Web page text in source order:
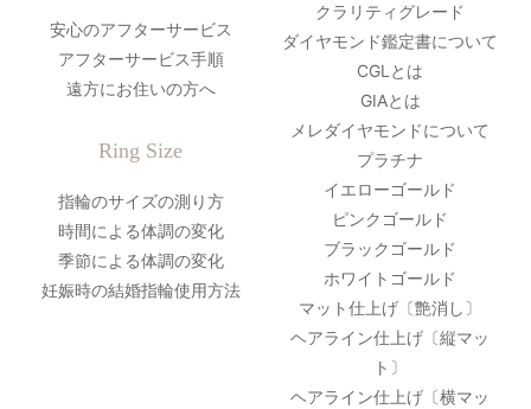
安心のアフターサービス
アフターサービス手順
遠方にお住いの方へ
Ring Size
指輪のサイズの測り方
時間による体調の変化
季節による体調の変化
妊娠時の結婚指輪使用方法
クラリティグレード
ダイヤモンド鑑定書について
CGLとは
GIAとは
メレダイヤモンドについて
プラチナ
イエローゴールド
ピンクゴールド
ブラックゴールド
ホワイトゴールド
マット仕上げ〔艶消し〕
ヘアライン仕上げ〔縦マッ
ト〕
ヘアライン仕上げ〔横マッ